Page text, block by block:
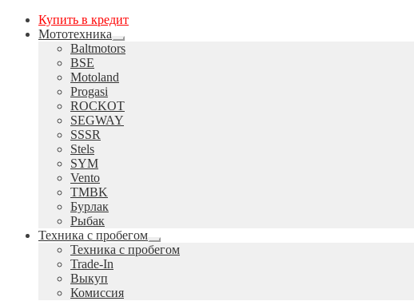
Купить в кредит
Мототехника
Развернутое
вложенное
Baltmotors
BSE
Motoland
Progasi
ROCKOT
SEGWAY
SSSR
Stels
SYM
Vento
TMBK
Бурлак
Рыбак
Техника с пробегом
Развернутое
вложенное
Техника с пробегом
Trade-In
Выкуп
Комиссия